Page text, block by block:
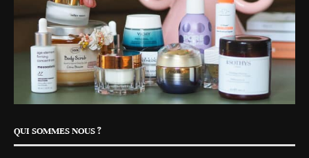
QUI SOMMES NOUS ?